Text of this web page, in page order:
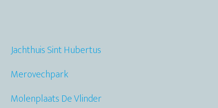
Jachthuis Sint Hubertus
Merovechpark
Molenplaats De Vlinder